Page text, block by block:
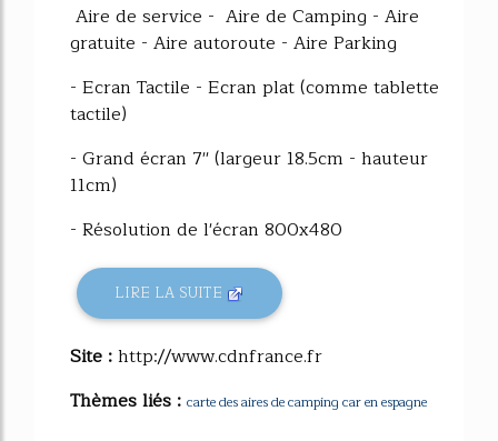
Aire de service - Aire de Camping - Aire
gratuite - Aire autoroute - Aire Parking
- Ecran Tactile - Ecran plat (comme tablette
tactile)
- Grand écran 7'' (largeur 18.5cm - hauteur
11cm)
- Résolution de l'écran 800x480
LIRE LA SUITE
Site :http://www.cdnfrance.fr
Thèmes liés : carte des aires de camping car en espagne